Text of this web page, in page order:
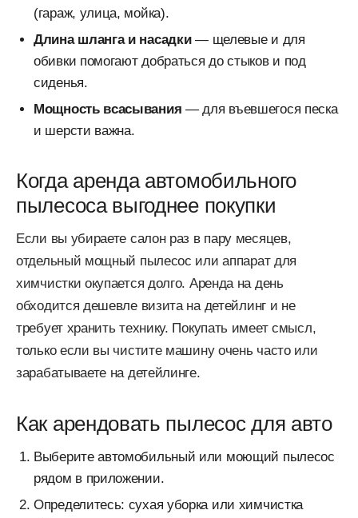
(гараж, улица, мойка).
Длина шланга и насадки— щелевые и для
обивки помогают добраться до стыков и под
сиденья.
Мощность всасывания — для въевшегося песка
и шерсти важна.
Когда аренда автомобильного
пылесоса выгоднее покупки
Если вы убираете салон раз в пару месяцев,
отдельный мощный пылесос или аппарат для
химчистки окупается долго. Аренда на день
обходится дешевле визита на детейлинг и не
требует хранить технику. Покупать имеет смысл,
только если вы чистите машину очень часто или
зарабатываете на детейлинге.
Как арендовать пылесос для авто
Выберите автомобильный или моющий пылесос
рядом в приложении.
Определитесь: сухая уборка или химчистка